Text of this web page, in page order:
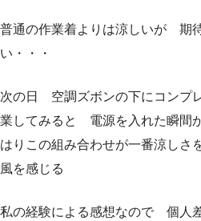
普通の作業着よりは涼しいが 期
い・・・
次の日 空調ズボンの下にコンプ
業してみると 電源を入れた瞬間
はりこの組み合わせが一番涼しさ
風を感じる
私の経験による感想なので 個人